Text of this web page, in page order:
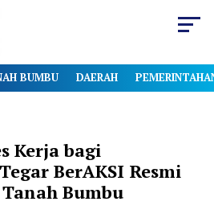
BUMBU DAERAH
Kerja bagi
BerAKSI Resmi
Bumbu